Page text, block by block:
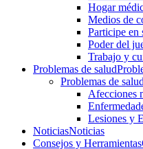
Hogar
Medios de
Participe en
Poder del
Trabajo y
Problemas de salud
Problemas de salud
Afecciones
Lesiones y
NoticiasNoticias
Consejos y Herramientas